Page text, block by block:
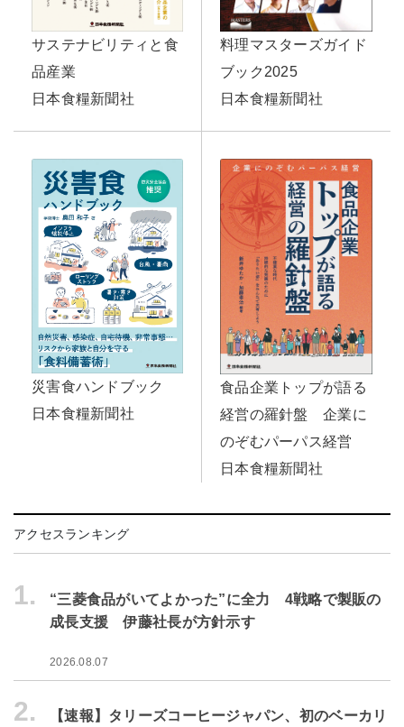
サステナビリティと食
品産業
日本食糧新聞社
料理マスターズガイド
ブック2025
日本食糧新聞社
災害食ハンドブック
日本食糧新聞社
食品企業トップが語る
経営の羅針盤 企業に
のぞむパーパス経営
日本食糧新聞社
アクセスランキング
1.
“三菱食品がいてよかった”に全力 4戦略で製販の
成長支援 伊藤社長が方針示す
2026.08.07
2.
【速報】タリーズコーヒージャパン、初のベーカリ